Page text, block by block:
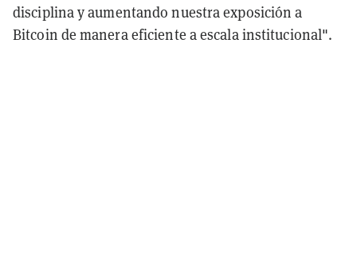
disciplina y aumentando nuestra exposición a
Bitcoin de manera eficiente a escala institucional".